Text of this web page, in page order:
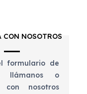
CON NOSOTROS
formulario de
llámanos o
con nosotros